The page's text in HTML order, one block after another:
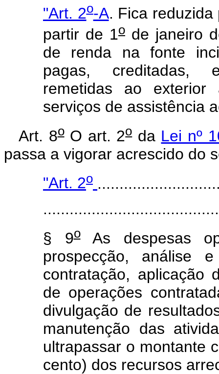
"Art. 2o-A. Fica reduzida
partir de 1o de janeiro
de renda na fonte
pagas, creditadas,
remetidas ao
serviços de assistência
Art. 8oO art. 2oda Lei nº
passa a vigorar acrescido do
"Art. 2o
§ 9oAs despesas
prospecção, análise
contratação, aplicação
de operações
divulgação de
manutenção das
ultrapassar o montante
cento) dos recursos